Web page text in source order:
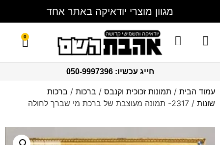
מגוון מוצרי יודאיקה באתר אחד
0
חייג עכשיו: 050-9997396
עמוד הבית / תמונות זכוכית וקנבס / ברכות / ברכות
שונות / 2317- תמונה מעוצבת של ברכת מי שברך לחולה